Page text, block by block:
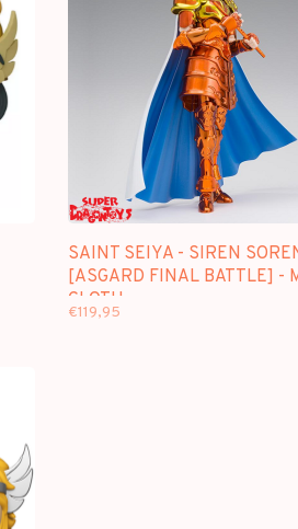
SAINT SEIYA - SIREN
[ASGARD FINAL BATTLE] -
CLOTH
€119,95